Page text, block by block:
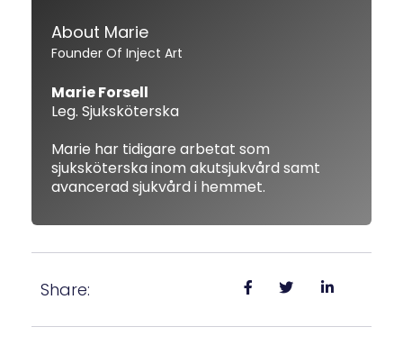
About Marie
Founder Of Inject Art
Marie Forsell
Leg. Sjuksköterska
Marie har tidigare arbetat som
sjuksköterska inom akutsjukvård samt
avancerad sjukvård i hemmet.
Share: